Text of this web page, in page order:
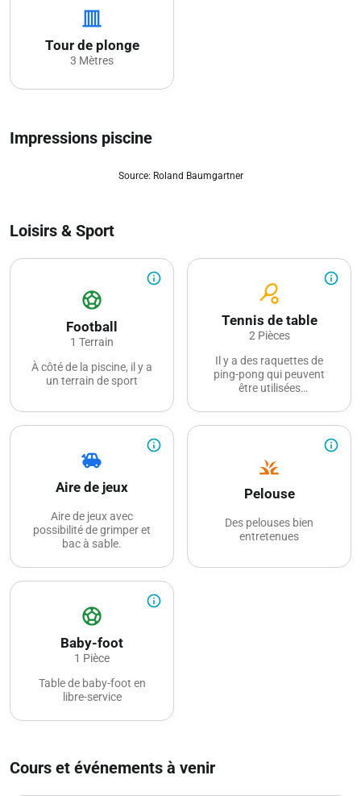
vertical_shades_closed
Tour de plonge
3 Mètres
Impressions piscine
Source: Roland Baumgartner
Loisirs & Sport
info_outline
sports_soccer
Football
1 Terrain
À côté de la piscine, il y a
un terrain de sport
info_outline
sports_tennis
Tennis de table
2 Pièces
Il y a des raquettes de
ping-pong qui peuvent
être utilisées
info_outline
toys
Aire de jeux
Aire de jeux avec
possibilité de grimper et
bac à sable.
info_outline
grass
Pelouse
Des pelouses bien
entretenues
info_outline
sports_soccer
Baby-foot
1 Pièce
Table de baby-foot en
libre-service
Cours et événements à venir